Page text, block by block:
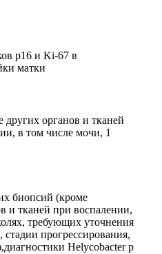
p16 и Ki-67 в
матки
других органов и тканей
в том числе мочи, 1
биопсий (кроме
и тканей при воспалении,
требующих уточнения
стадии прогрессирования,
Helycobacter p